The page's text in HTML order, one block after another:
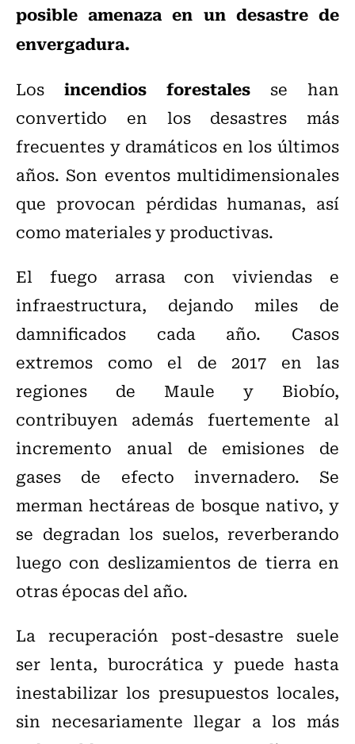
posible amenaza en un desastre de
envergadura.
Los incendios forestales se han
convertido en los desastres más
frecuentes y dramáticos en los últimos
años. Son eventos multidimensionales
que provocan pérdidas humanas, así
como materiales y productivas.
El fuego arrasa con viviendas e
infraestructura, dejando miles de
damnificados cada año. Casos
extremos como el de 2017 en las
regiones de Maule y Biobío,
contribuyen además fuertemente al
incremento anual de emisiones de
gases de efecto invernadero. Se
merman hectáreas de bosque nativo, y
se degradan los suelos, reverberando
luego con deslizamientos de tierra en
otras épocas del año.
La recuperación post-desastre suele
ser lenta, burocrática y puede hasta
inestabilizar los presupuestos locales,
sin necesariamente llegar a los más